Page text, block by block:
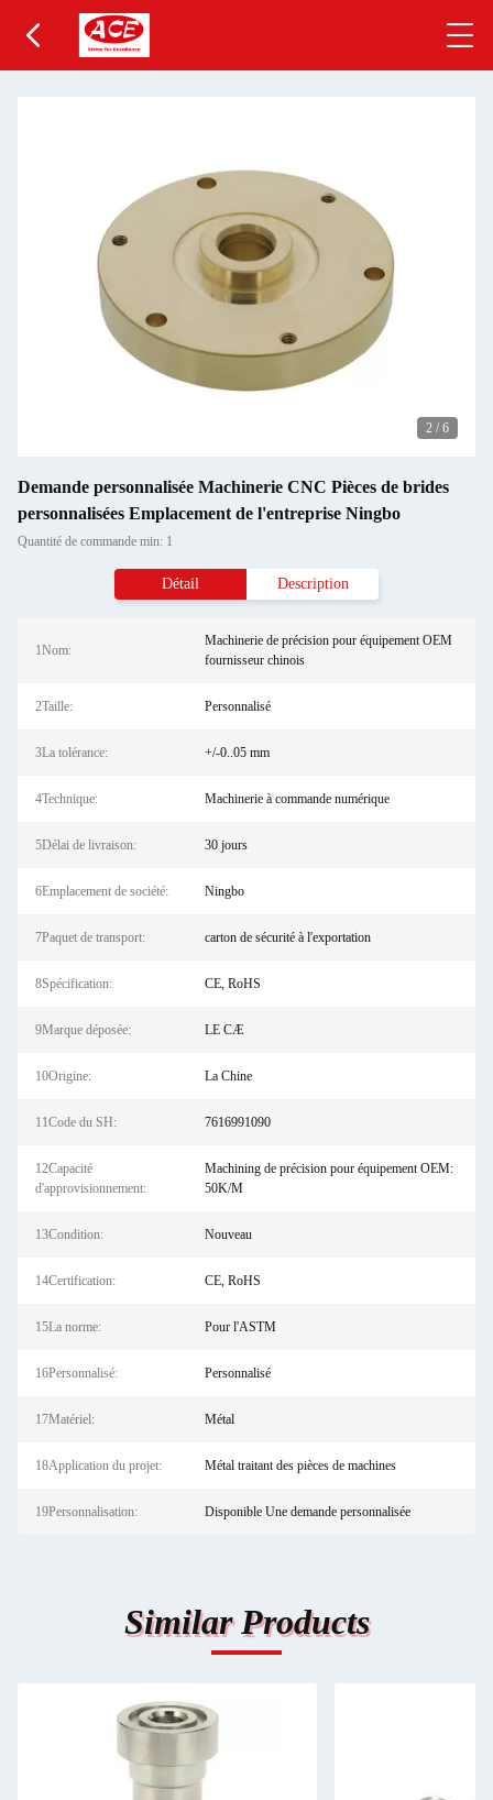
2 / 6
Demande personnalisée Machinerie CNC Pièces de brides
personnalisées Emplacement de l'entreprise Ningbo
Quantité de commande min: 1
Détail Description
1Nom:
Machinerie de précision pour équipement OEM
fournisseur chinois
2Taille: Personnalisé
3La tolérance: +/-0..05 mm
4Technique: Machinerie à commande numérique
5Délai de livraison: 30 jours
6Emplacement de société: Ningbo
7Paquet de transport: carton de sécurité à l'exportation
8Spécification: CE, RoHS
9Marque déposée: LE CÆ
10Origine: La Chine
11Code du SH: 7616991090
12Capacité
d'approvisionnement:
Machining de précision pour équipement OEM:
50K/M
13Condition: Nouveau
14Certification: CE, RoHS
15La norme: Pour l'ASTM
16Personnalisé: Personnalisé
17Matériel: Métal
18Application du projet: Métal traitant des pièces de machines
19Personnalisation: Disponible Une demande personnalisée
Similar Products